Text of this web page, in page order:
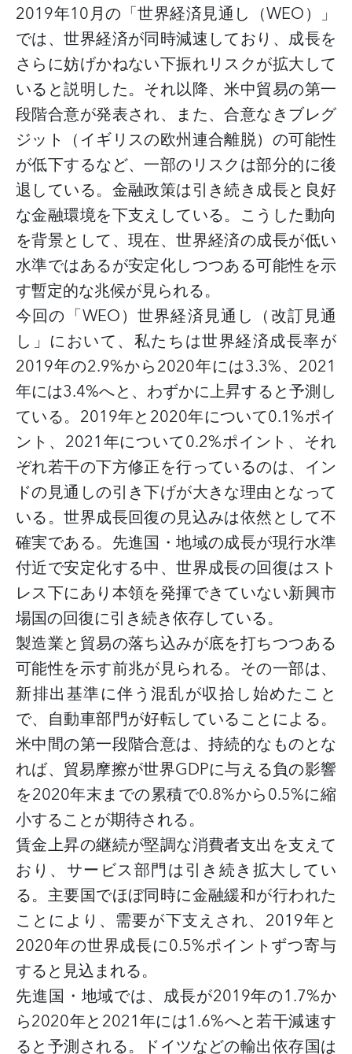
2019年10月の「世界経済見通し（WEO）」
では、世界経済が同時減速しており、成長を
さらに妨げかねない下振れリスクが拡大して
いると説明した。それ以降、米中貿易の第一
段階合意が発表され、また、合意なきブレグ
ジット（イギリスの欧州連合離脱）の可能性
が低下するなど、一部のリスクは部分的に後
退している。金融政策は引き続き成長と良好
な金融環境を下支えしている。こうした動向
を背景として、現在、世界経済の成長が低い
水準ではあるが安定化しつつある可能性を示
す暫定的な兆候が見られる。
今回の「WEO）世界経済見通し（改訂見通
し」において、私たちは世界経済成長率が
2019年の2.9%から2020年には3.3%、2021
年には3.4%へと、わずかに上昇すると予測し
ている。2019年と2020年について0.1%ポイ
ント、2021年について0.2%ポイント、それ
ぞれ若干の下方修正を行っているのは、イン
ドの見通しの引き下げが大きな理由となって
いる。世界成長回復の見込みは依然として不
確実である。先進国・地域の成長が現行水準
付近で安定化する中、世界成長の回復はスト
レス下にあり本領を発揮できていない新興市
場国の回復に引き続き依存している。
製造業と貿易の落ち込みが底を打ちつつある
可能性を示す前兆が見られる。その一部は、
新排出基準に伴う混乱が収拾し始めたこと
で、自動車部門が好転していることによる。
米中間の第一段階合意は、持続的なものとな
れば、貿易摩擦が世界GDPに与える負の影響
を2020年末までの累積で0.8%から0.5%に縮
小することが期待される。
賃金上昇の継続が堅調な消費者支出を支えて
おり、サービス部門は引き続き拡大してい
る。主要国でほぼ同時に金融緩和が行われた
ことにより、需要が下支えされ、 2019年と
2020年の世界成長に0.5%ポイントずつ寄与
すると見込まれる。
先進国・地域では、成長が2019年の1.7%か
ら2020年と2021年には1.6%へと若干減速す
ると予測される。ドイツなどの輸出依存国は